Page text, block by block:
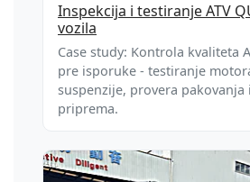
Inspekcija i testiranje ATV
vozila
Case study: Kontrola kvaliteta
pre isporuke - testiranje
suspenzije, provera
priprema.